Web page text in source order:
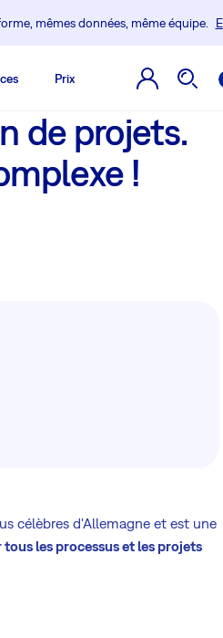
mêmes données, même équipe.
Prix
de projets.
!
célèbres d'Allemagne et est une
tous les processus et les projets